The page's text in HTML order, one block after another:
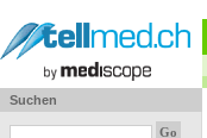
Suchen